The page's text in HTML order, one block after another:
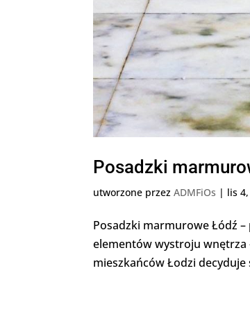
Posadzki
utworzone przezADMFiOs | lis
Posadzki marmurowe Łódź
elementów wystroju wnętrza
mieszkańców Łodzi